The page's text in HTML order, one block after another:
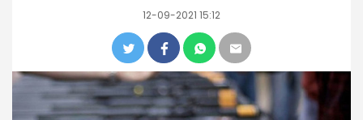
12-09-2021 15:12